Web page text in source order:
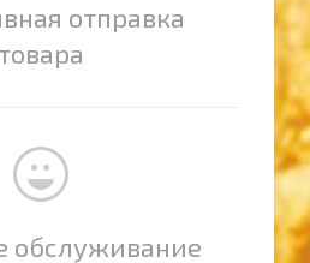
отправка
товара
обслуживание